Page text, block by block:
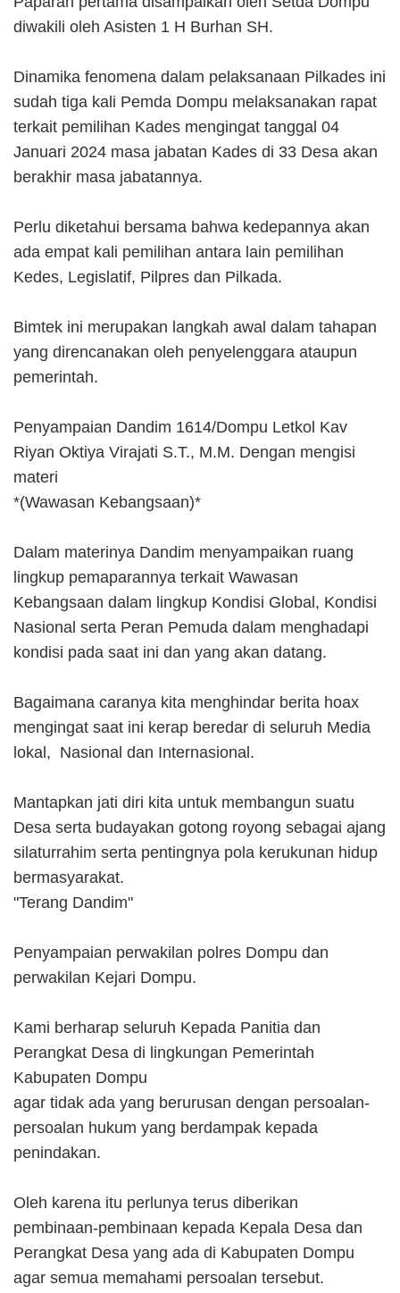
diwakili oleh Asisten 1 H Burhan SH.
Dinamika fenomena dalam pelaksanaan Pilkades ini
sudah tiga kali Pemda Dompu melaksanakan rapat
terkait pemilihan Kades mengingat tanggal 04
Januari 2024 masa jabatan Kades di 33 Desa akan
berakhir masa jabatannya.
Perlu diketahui bersama bahwa kedepannya akan
ada empat kali pemilihan antara lain pemilihan
Kedes, Legislatif, Pilpres dan Pilkada.
Bimtek ini merupakan langkah awal dalam tahapan
yang direncanakan oleh penyelenggara ataupun
pemerintah.
Penyampaian Dandim 1614/Dompu Letkol Kav
Riyan Oktiya Virajati S.T., M.M. Dengan mengisi
materi
*(Wawasan Kebangsaan)*
Dalam materinya Dandim menyampaikan ruang
lingkup pemaparannya terkait Wawasan
Kebangsaan dalam lingkup Kondisi Global, Kondisi
Nasional serta Peran Pemuda dalam menghadapi
kondisi pada saat ini dan yang akan datang.
Bagaimana caranya kita menghindar berita hoax
mengingat saat ini kerap beredar di seluruh Media
lokal, Nasional dan Internasional.
Mantapkan jati diri kita untuk membangun suatu
Desa serta budayakan gotong royong sebagai ajang
silaturrahim serta pentingnya pola kerukunan hidup
bermasyarakat.
"Terang Dandim"
Penyampaian perwakilan polres Dompu dan
perwakilan Kejari Dompu.
Kami berharap seluruh Kepada Panitia dan
Perangkat Desa di lingkungan Pemerintah
Kabupaten Dompu
agar tidak ada yang berurusan dengan persoalan-
persoalan hukum yang berdampak kepada
penindakan.
Oleh karena itu perlunya terus diberikan
pembinaan-pembinaan kepada Kepala Desa dan
Perangkat Desa yang ada di Kabupaten Dompu
agar semua memahami persoalan tersebut.